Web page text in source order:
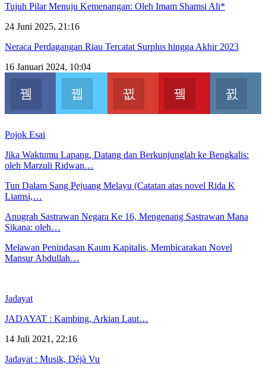
Tujuh Pilar Menuju Kemenangan: Oleh Imam Shamsi Ali*
24 Juni 2025, 21:16
Neraca Perdagangan Riau Tercatat Surplus hingga Akhir 2023
16 Januari 2024, 10:04
Facebook
Join us on Facebook
Twitter
Join us on Twitter
Google+
Join us on Google
Youtube
Join us on
Pojok Esai
Jika Waktumu Lapang, Datang dan Berkunjunglah ke Bengkalis:
oleh Marzuli Ridwan…
Tun Dalam Sang Pejuang Melayu (Catatan atas novel Rida K
Liamsi,…
Anugrah Sastrawan Negara Ke 16, Mengenang Sastrawan Mana
Sikana: oleh…
Melawan Penindasan Kaum Kapitalis, Membicarakan Novel
Mansur Abdullah…
Jadayat
JADAYAT : Kambing, Arkian Laut…
14 Juli 2021, 22:16
Jadayat : Musik, Déjà Vu